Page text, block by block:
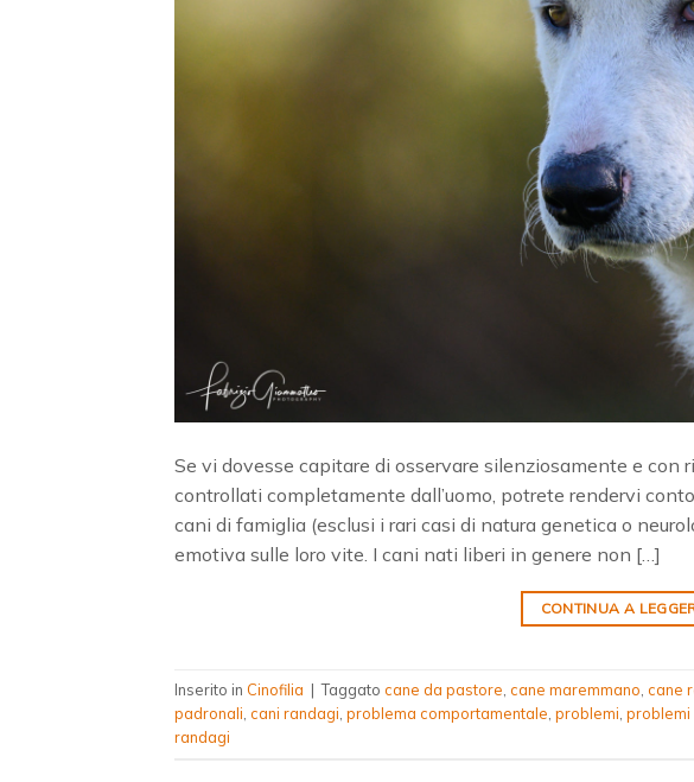
Se vi dovesse capitare di osservare silenziosamente e
controllati completamente dall’uomo, potrete rendervi
cani di famiglia (esclusi i rari casi di natura genetica o
emotiva sulle loro vite. I cani nati liberi in genere non […]
CONTINUA A
Inserito in Cinofilia | Taggato cane da pastore, cane maremmano, cane
padronali, cani randagi, problema comportamentale, problemi, problemi
randagi